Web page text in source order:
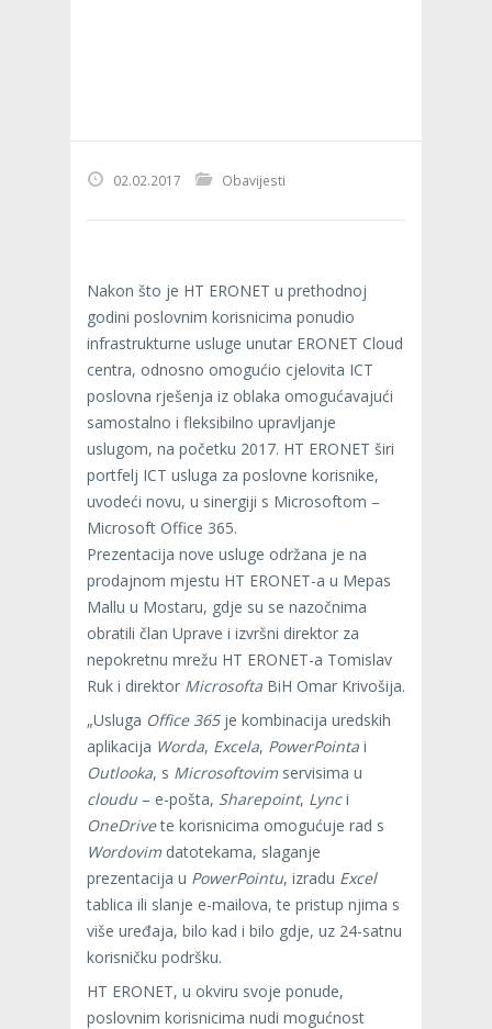
02.02.2017 Obavijesti
Nakon što je HT ERONET u prethodnoj
godini poslovnim korisnicima ponudio
infrastrukturne usluge unutar ERONET Cloud
centra, odnosno omogućio cjelovita ICT
poslovna rješenja iz oblaka omogućavajući
samostalno i fleksibilno upravljanje
uslugom, na početku 2017. HT ERONET širi
portfelj ICT usluga za poslovne korisnike,
uvodeći novu, u sinergiji s Microsoftom –
Microsoft Office 365.
Prezentacija nove usluge održana je na
prodajnom mjestu HT ERONET-a u Mepas
Mallu u Mostaru, gdje su se nazočnima
obratili član Uprave i izvršni direktor za
nepokretnu mrežu HT ERONET-a Tomislav
Ruk i direktor Microsofta BiH Omar Krivošija.
„Usluga Office 365je kombinacija uredskih
aplikacija Worda, Excela, PowerPointa i
Outlooka, s Microsoftovim servisima u
cloudu – e-pošta, Sharepoint, Lynci
OneDrivete korisnicima omogućuje rad s
Wordovim datotekama, slaganje
prezentacija u PowerPointu, izradu Excel
tablica ili slanje e-mailova, te pristup njima s
više uređaja, bilo kad i bilo gdje, uz 24-satnu
korisničku podršku.
HT ERONET, u okviru svoje ponude,
poslovnim korisnicima nudi mogućnost